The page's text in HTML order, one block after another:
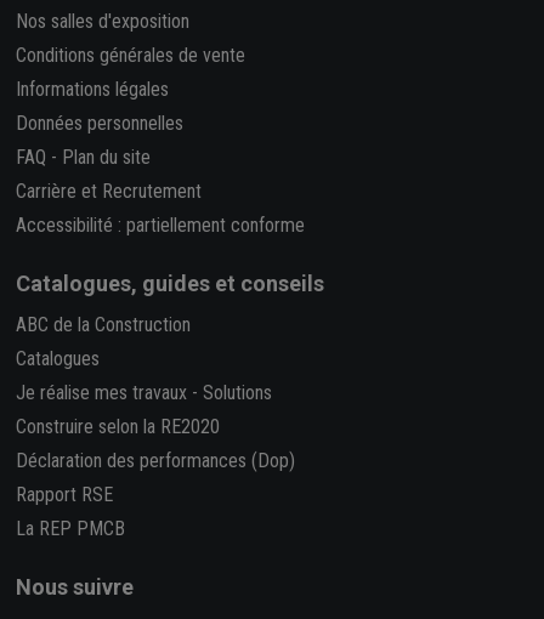
Nos salles d'exposition
Conditions générales de vente
Informations légales
Données personnelles
FAQ - Plan du site
Carrière et Recrutement
Accessibilité : partiellement conforme
Catalogues, guides et conseils
ABC de la Construction
Catalogues
Je réalise mes travaux - Solutions
Construire selon la RE2020
Déclaration des performances (Dop)
Rapport RSE
La REP PMCB
Nous suivre